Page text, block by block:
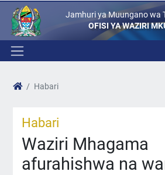
Jamhuri ya Muungano wa
OFISI YA WAZIRI
Habari
Habari
Waziri Mhagama
afurahishwa na